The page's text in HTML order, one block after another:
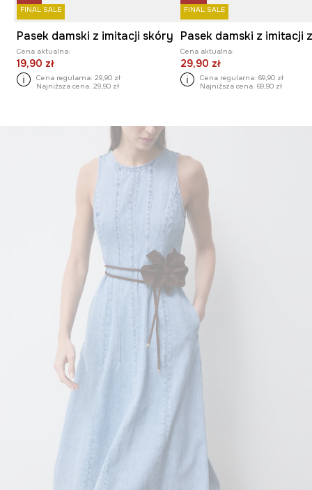
FINAL SALE
Pasek damski z imitacji skóry
Cena aktualna:
19,90 zł
Cena regularna: 29,90 zł
Najniższa cena: 29,90 zł
FINAL SALE
Cena aktualna:
29,90 zł
Cena regularna: 69,90 zł
Najniższa cena: 69,90 zł